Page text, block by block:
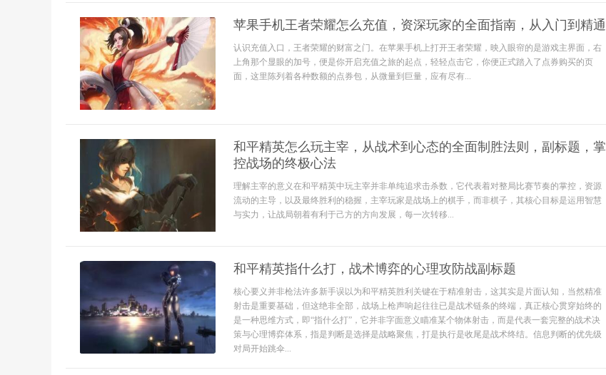
苹果手机王者荣耀怎么充值，资深玩家的全面指南，从入门到精通
认识充值入口，王者荣耀的财富之门。在苹果手机上打开王者荣耀，映入眼帘的是游戏主界面，右
上角那个显眼的加号，便是你开启充值之旅的起点，轻轻点击它，你便正式踏入了点券购买的页
面，这里陈列着各种数额的点券包，从微量到巨量，应有尽有...
和平精英怎么玩主宰，从战术到心态的全面制胜法则，副标题，掌
控战场的终极心法
理解主宰的意义在和平精英中玩主宰并非单纯追求击杀数，它代表着对整局比赛节奏的掌控，资源
流动的主导，以及最终胜利的稳握，主宰玩家是战场上的棋手，而非棋子，其核心目标是运用智慧
与实力，让战局朝着有利于己方的方向发展，每一次转移...
和平精英指什么打，战术博弈的心理攻防战副标题
核心要义并非枪法许多新手误以为和平精英胜利关键在于精准射击，这其实是片面认知，当然精准
射击是重要基础，但这绝非全部，战场上枪声响起往往已是战术链条的终端，真正核心贯穿始终的
是一种思维方式，即“指什么打”，它并非字面意义瞄准某个物体射击，而是代表一套完整的战术决
策与心理博弈体系，指是判断是选择是战略聚焦，打是执行是收尾是战术终结。信息判断的优先级
对局开始跳伞...